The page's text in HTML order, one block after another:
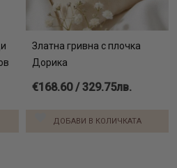
Златна гривна с плочка
Дорика
€168.60 / 329.75лв.
ДОБАВИ В КОЛИЧКАТА